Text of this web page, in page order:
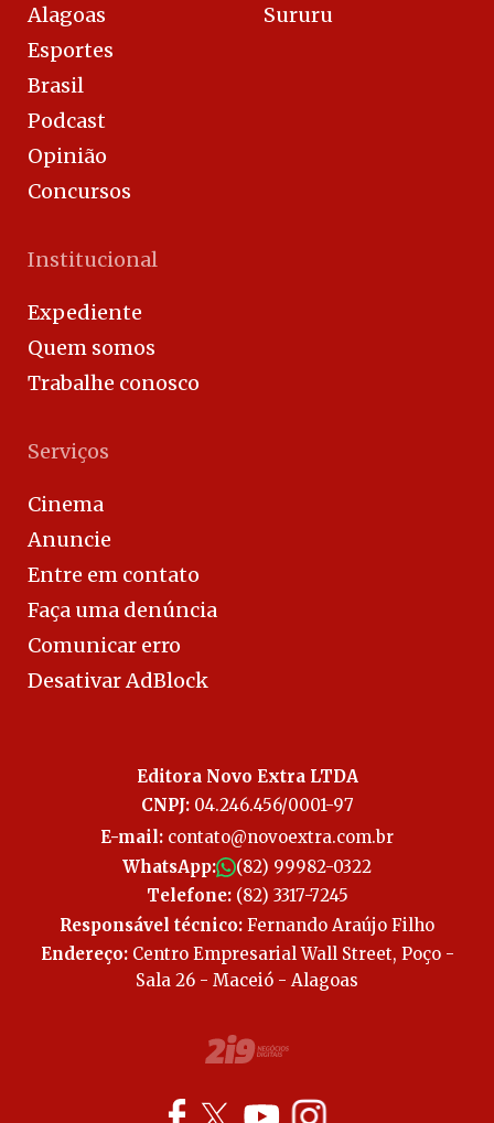
Alagoas
Esportes
Brasil
Podcast
Opinião
Concursos
Sururu
Institucional
Expediente
Quem somos
Trabalhe conosco
Serviços
Cinema
Anuncie
Entre em contato
Faça uma denúncia
Comunicar erro
Desativar AdBlock
Editora Novo Extra LTDA
CNPJ:04.246.456/0001-97
E-mail: contato@novoextra.com.br
WhatsApp:
(82) 99982-0322
Telefone:(82) 3317-7245
Responsável técnico: Fernando Araújo Filho
Endereço:Centro Empresarial Wall Street, Poço -
Sala 26 - Maceió - Alagoas